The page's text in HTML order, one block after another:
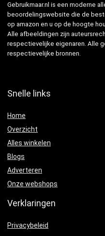
Gebruikmaar.nl is een moderne
beoordelingswebsite die de
op amazon en u op de hoogte
Alle afbeeldingen zijn
respectievelijke eigenaren. Alle
respectievelijke bronnen.
Snelle links
Home
Overzicht
Alles winkelen
Blogs
Adverteren
Onze webshops
Verklaringen
Privacybeleid